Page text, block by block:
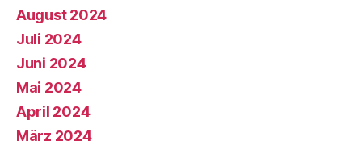
August 2024
Juli 2024
Juni 2024
Mai 2024
April 2024
März 2024